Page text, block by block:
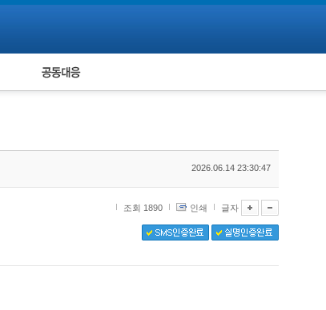
피해자 공동대응
2026.06.14 23:30:47
조회 1890 인쇄 글자